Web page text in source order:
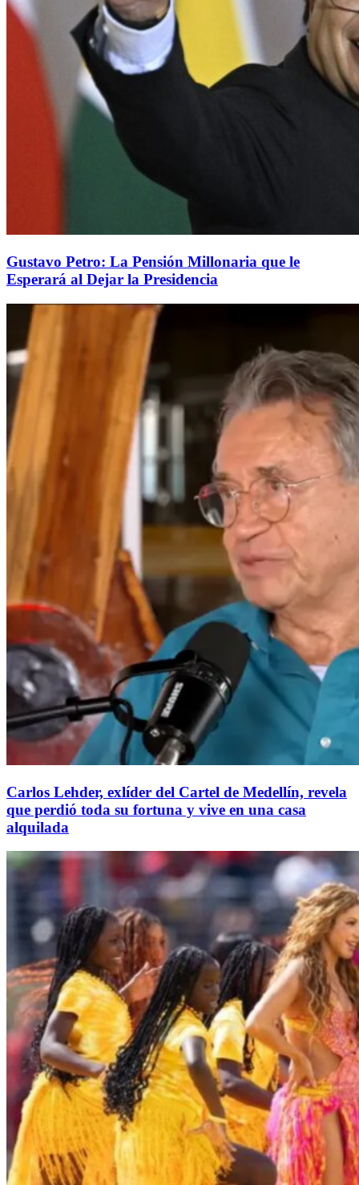
Gustavo Petro: La Pensión Millonaria que le
Esperará al Dejar la Presidencia
Carlos Lehder, exlíder del Cartel de Medellín, revela
que perdió toda su fortuna y vive en una casa
alquilada